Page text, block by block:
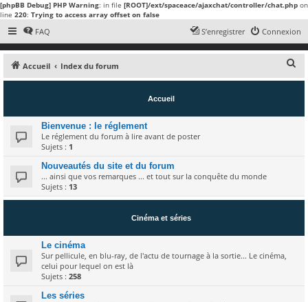
[phpBB Debug] PHP Warning: in file [ROOT]/ext/spaceace/ajaxchat/controller/chat.php on
line 220: Trying to access array offset on false
FAQ Connexion
S’enregistrer
Accueil Index du forum
e
h
e
Accueil
Bienvenue : le réglement
Le réglement du forum à lire avant de poster
Sujets : 1
Nouveautés du site et du forum
... ainsi que vos remarques ... et tout sur la conquête du monde
Sujets : 13
Cinéma et séries
Le cinéma
Sur pellicule, en blu-ray, de l'actu de tournage à la sortie... Le cinéma,
celui pour lequel on est là
Sujets : 258
Les séries